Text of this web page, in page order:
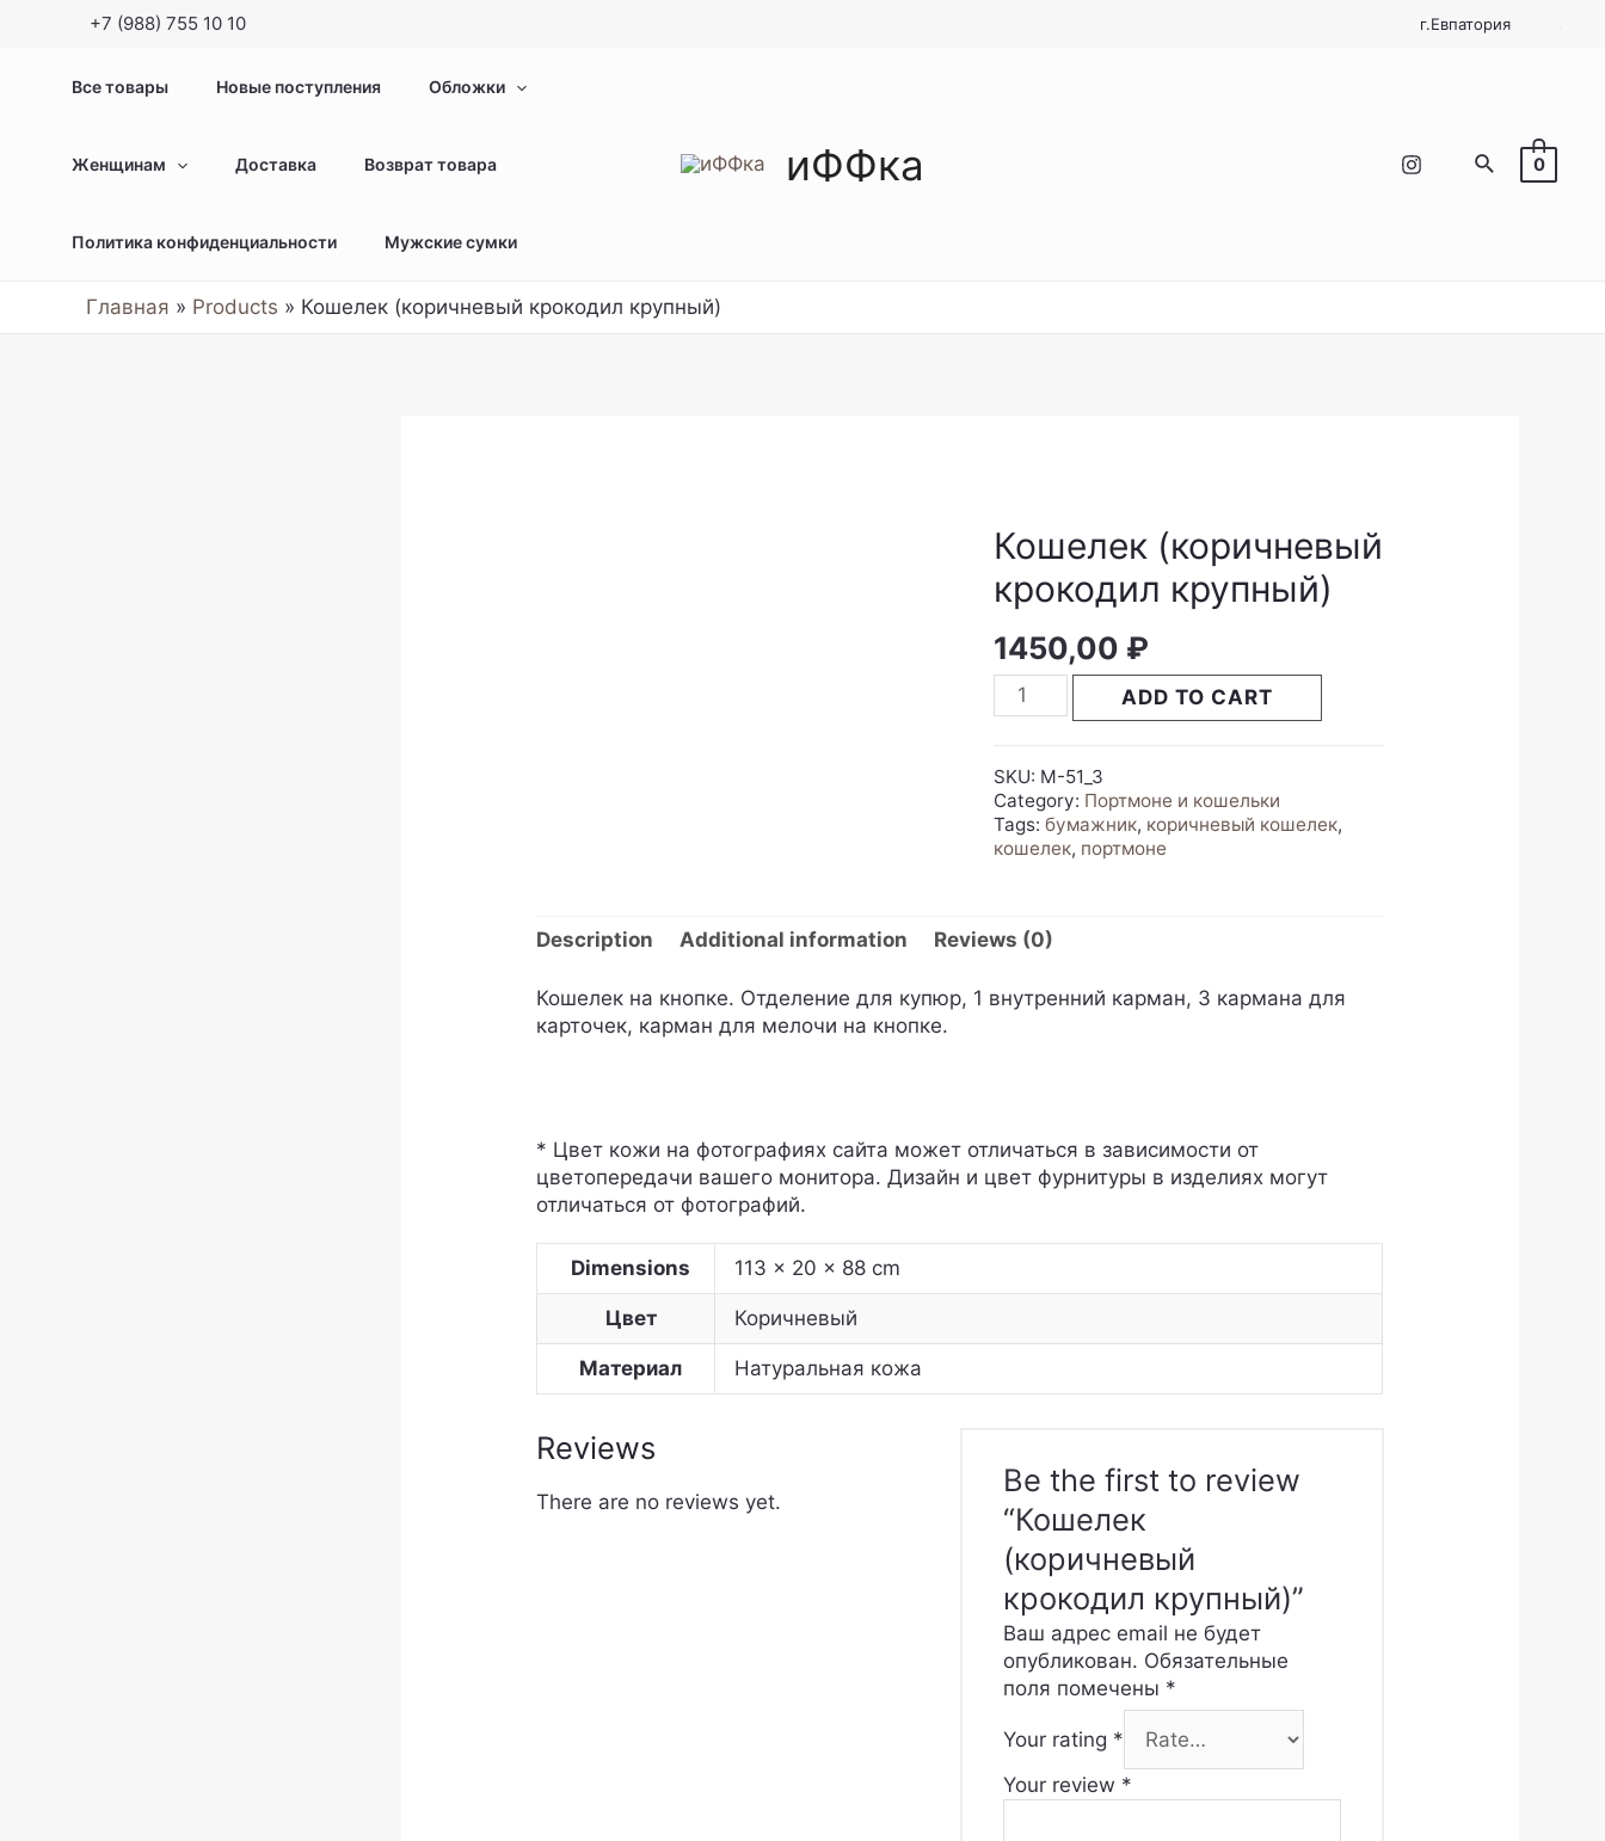
+7 (988) 755 10 10 г.Евпатория
Все товары Новые поступления Обложки
Женщинам Доставка Возврат товара
Политика конфиденциальности Мужские сумки
иФФка Поиск0
Главная Products Кошелек (коричневый крокодил крупный)
Кошелек (коричневый
крокодил крупный)
1450,00 ₽
Кошелек
(коричневый
крупный)
quantity
ADD TO CART
SKU: M-51_3
Category: Портмоне и кошельки
Tags:бумажник, коричневый кошелек,
кошелек, портмоне
Description Additional information Reviews (0)
Кошелек на кнопке. Отделение для купюр, 1 внутренний карман, 3 кармана для
карточек, карман для мелочи на кнопке.
* Цвет кожи на фотографиях сайта может отличаться в зависимости от
цветопередачи вашего монитора. Дизайн и цвет фурнитуры в изделиях могут
отличаться от фотографий.
Dimensions 113 × 20 × 88 cm
Цвет Коричневый
Материал Натуральная кожа
Reviews
There are no reviews yet.
Be the first to review
“Кошелек
(коричневый
крокодил крупный)”
Ваш адрес email не будет
опубликован. Обязательные
поля помечены *
Your rating *
Your review *